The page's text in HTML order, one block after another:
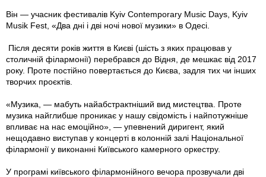
Він — учасник фестивалів Kyiv Contemporary Music Days, Kyiv
Musik Fest, «Два дні і дві ночі нової музики» в Одесі.
Після десяти років життя в Києві (шість з яких працював у
столичній філармонії) перебрався до Відня, де мешкає від 2017
року. Проте постійно повертається до Києва, задля тих чи інших
творчих проєктів.
«Музика, — мабуть найабстрактніший вид мистецтва. Проте
музика найглибше проникає у нашу свідомість і найпотужніше
впливає на нас емоційно», — упевнений диригент, який
нещодавно виступав у концерті в колонній залі Національної
філармонії у виконанні Київського камерного оркестру.
У програмі київського філармонійного вечора прозвучали дві